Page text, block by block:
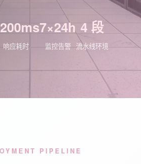
响应耗时
7×24h
监控告警
4 段
流水线环境
PIPELINE